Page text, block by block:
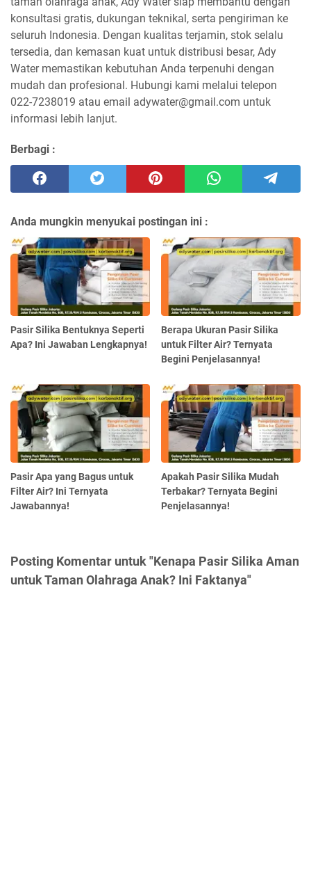
konsultasi gratis, dukungan teknikal, serta pengiriman ke
seluruh Indonesia. Dengan kualitas terjamin, stok selalu
tersedia, dan kemasan kuat untuk distribusi besar, Ady
Water memastikan kebutuhan Anda terpenuhi dengan
mudah dan profesional. Hubungi kami melalui telepon
022-7238019 atau email adywater@gmail.com untuk
informasi lebih lanjut.
Berbagi :
Anda mungkin menyukai postingan ini :
Pasir Silika Bentuknya Seperti
Apa? Ini Jawaban Lengkapnya!
Berapa Ukuran Pasir Silika
untuk Filter Air? Ternyata
Begini Penjelasannya!
Pasir Apa yang Bagus untuk
Filter Air? Ini Ternyata
Jawabannya!
Apakah Pasir Silika Mudah
Terbakar? Ternyata Begini
Penjelasannya!
Posting Komentar untuk "Kenapa Pasir Silika Aman
untuk Taman Olahraga Anak? Ini Faktanya"